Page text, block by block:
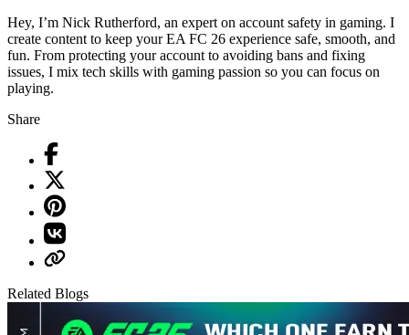
Hey, I’m Nick Rutherford, an expert on account safety in gaming. I
create content to keep your EA FC 26 experience safe, smooth, and
fun. From protecting your account to avoiding bans and fixing
issues, I mix tech skills with gaming passion so you can focus on
playing.
Share
Related Blogs